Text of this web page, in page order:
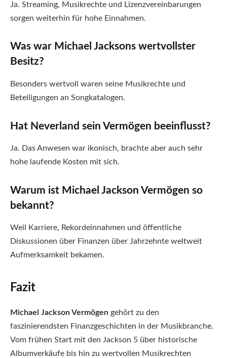
Ja. Streaming, Musikrechte und Lizenzvereinbarungen
sorgen weiterhin für hohe Einnahmen.
Was war Michael Jacksons wertvollster
Besitz?
Besonders wertvoll waren seine Musikrechte und
Beteiligungen an Songkatalogen.
Hat Neverland sein Vermögen beeinflusst?
Ja. Das Anwesen war ikonisch, brachte aber auch sehr
hohe laufende Kosten mit sich.
Warum ist Michael Jackson Vermögen so
bekannt?
Weil Karriere, Rekordeinnahmen und öffentliche
Diskussionen über Finanzen über Jahrzehnte weltweit
Aufmerksamkeit bekamen.
Fazit
Michael Jackson Vermögen gehört zu den
faszinierendsten Finanzgeschichten in der Musikbranche.
Vom frühen Start mit den Jackson 5 über historische
Albumverkäufe bis hin zu wertvollen Musikrechten